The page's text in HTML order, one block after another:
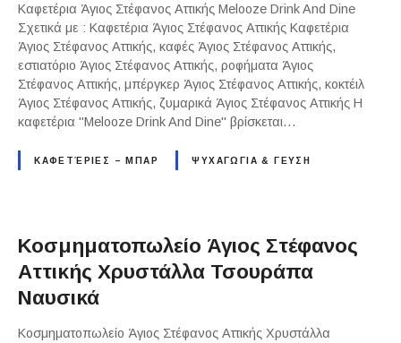
Καφετέρια Άγιος Στέφανος Αττικής Melooze Drink And Dine
Σχετικά με : Καφετέρια Άγιος Στέφανος Αττικής Καφετέρια
Άγιος Στέφανος Αττικής, καφές Άγιος Στέφανος Αττικής,
εστιατόριο Άγιος Στέφανος Αττικής, ροφήματα Άγιος
Στέφανος Αττικής, μπέργκερ Άγιος Στέφανος Αττικής, κοκτέιλ
Άγιος Στέφανος Αττικής, ζυμαρικά Άγιος Στέφανος Αττικής Η
καφετέρια "Melooze Drink And Dine" βρίσκεται…
ΚΑΦΕΤΈΡΙΕΣ – ΜΠΑΡ ΨΥΧΑΓΩΓΙΑ & ΓΕΥΣΗ
Κοσμηματοπωλείο Άγιος Στέφανος
Αττικής Χρυστάλλα Τσουράπα
Ναυσικά
Κοσμηματοπωλείο Άγιος Στέφανος Αττικής Χρυστάλλα